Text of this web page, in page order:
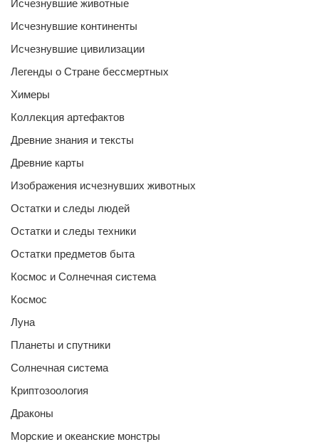
Исчезнувшие животные
Исчезнувшие континенты
Исчезнувшие цивилизации
Легенды о Стране бессмертных
Химеры
Коллекция артефактов
Древние знания и тексты
Древние карты
Изображения исчезнувших животных
Остатки и следы людей
Остатки и следы техники
Остатки предметов быта
Космос и Солнечная система
Космос
Луна
Планеты и спутники
Солнечная система
Криптозоология
Драконы
Морские и океанские монстры